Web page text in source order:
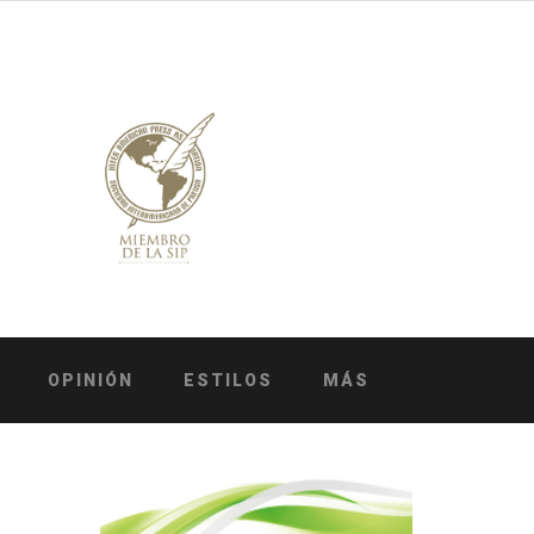
OPINIÓN ESTILOS MÁS